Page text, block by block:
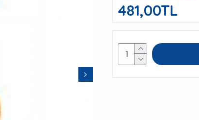
481,00TL